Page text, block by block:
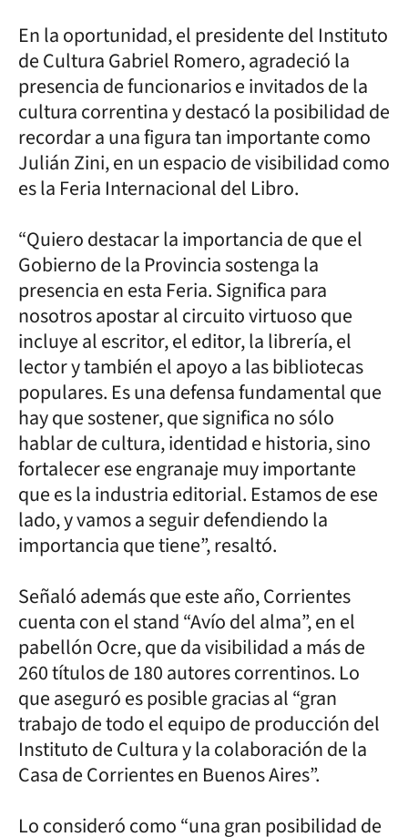
En la oportunidad, el presidente del Instituto
de Cultura Gabriel Romero, agradeció la
presencia de funcionarios e invitados de la
cultura correntina y destacó la posibilidad de
recordar a una figura tan importante como
Julián Zini, en un espacio de visibilidad como
es la Feria Internacional del Libro.
“Quiero destacar la importancia de que el
Gobierno de la Provincia sostenga la
presencia en esta Feria. Significa para
nosotros apostar al circuito virtuoso que
incluye al escritor, el editor, la librería, el
lector y también el apoyo a las bibliotecas
populares. Es una defensa fundamental que
hay que sostener, que significa no sólo
hablar de cultura, identidad e historia, sino
fortalecer ese engranaje muy importante
que es la industria editorial. Estamos de ese
lado, y vamos a seguir defendiendo la
importancia que tiene”, resaltó.
Señaló además que este año, Corrientes
cuenta con el stand “Avío del alma”, en el
pabellón Ocre, que da visibilidad a más de
260 títulos de 180 autores correntinos. Lo
que aseguró es posible gracias al “gran
trabajo de todo el equipo de producción del
Instituto de Cultura y la colaboración de la
Casa de Corrientes en Buenos Aires”.
Lo consideró como “una gran posibilidad de